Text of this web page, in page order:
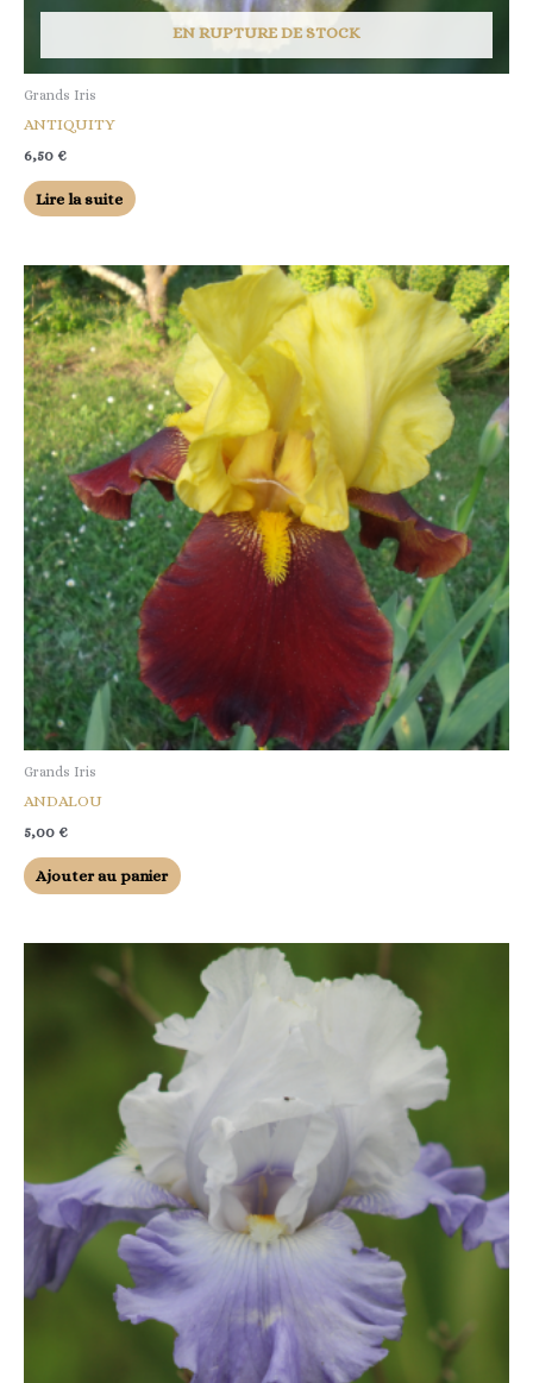
EN RUPTURE DE STOCK
Grands Iris
ANTIQUITY
6,50 €
Lire la suite
Grands Iris
ANDALOU
5,00 €
Ajouter au panier